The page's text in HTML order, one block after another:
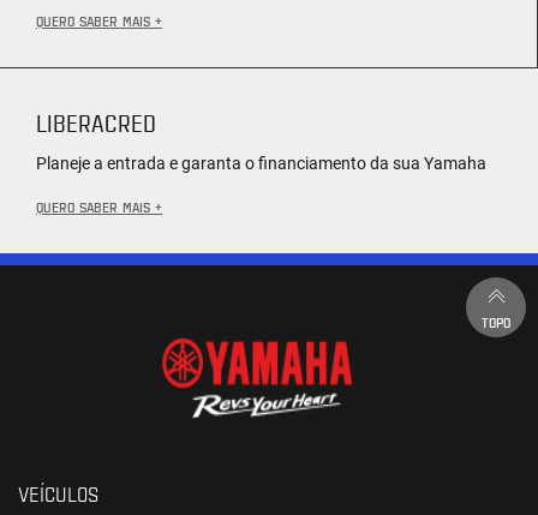
QUERO SABER MAIS +
LIBERACRED
Planeje a entrada e garanta o financiamento da sua Yamaha
QUERO SABER MAIS +
TOPO
VEÍCULOS